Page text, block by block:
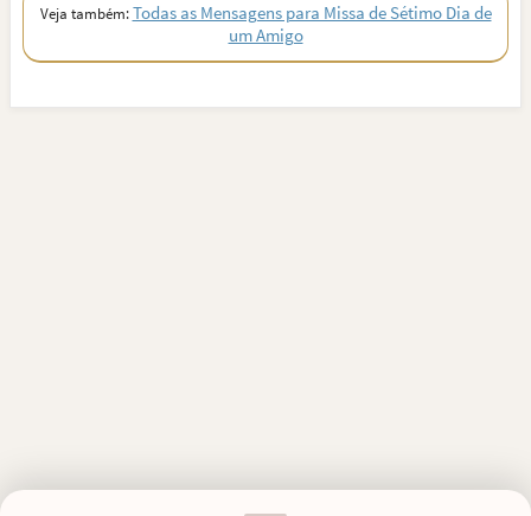
Veja também:Todas as Mensagens para Missa de Sétimo Dia de
um Amigo